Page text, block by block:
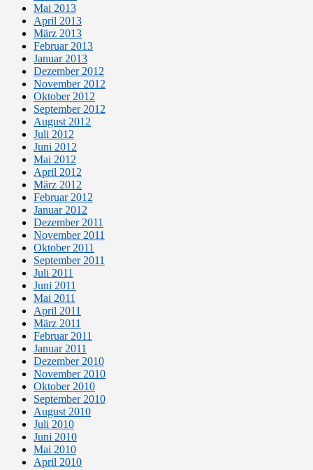
Mai 2013
April 2013
März 2013
Februar 2013
Januar 2013
Dezember 2012
November 2012
Oktober 2012
September 2012
August 2012
Juli 2012
Juni 2012
Mai 2012
April 2012
März 2012
Februar 2012
Januar 2012
Dezember 2011
November 2011
Oktober 2011
September 2011
Juli 2011
Juni 2011
Mai 2011
April 2011
März 2011
Februar 2011
Januar 2011
Dezember 2010
November 2010
Oktober 2010
September 2010
August 2010
Juli 2010
Juni 2010
Mai 2010
April 2010